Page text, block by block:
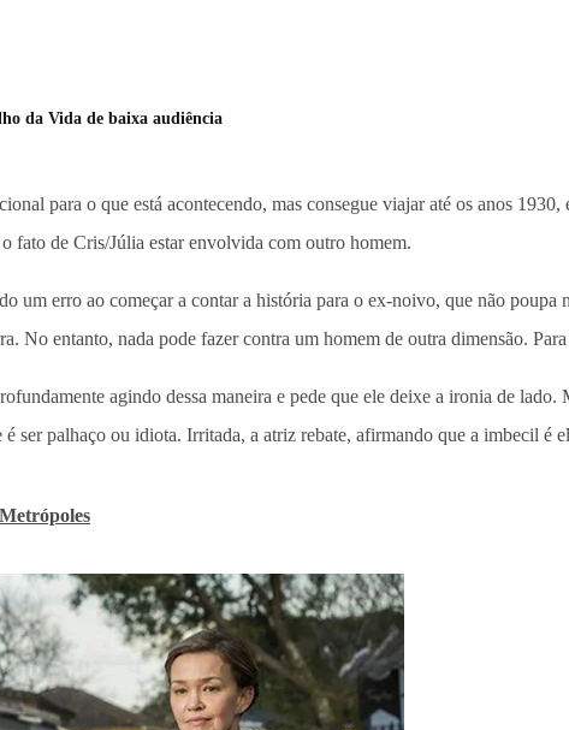
da Vida de baixa audiência
para o que está acontecendo, mas consegue viajar até os anos
fato de Cris/Júlia estar envolvida com outro homem.
um erro ao começar a contar a história para o ex-noivo, que não
No entanto, nada pode fazer contra um homem de outra dimensão.
agindo dessa maneira e pede que ele deixe a ironia de
ser palhaço ou idiota. Irritada, a atriz rebate, afirmando que a imbecil é
Metrópoles